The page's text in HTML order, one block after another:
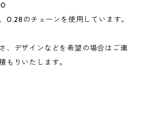
0.28のチェーンを使用しています。
、デザインなどを希望の場合はご連
もりいたします。